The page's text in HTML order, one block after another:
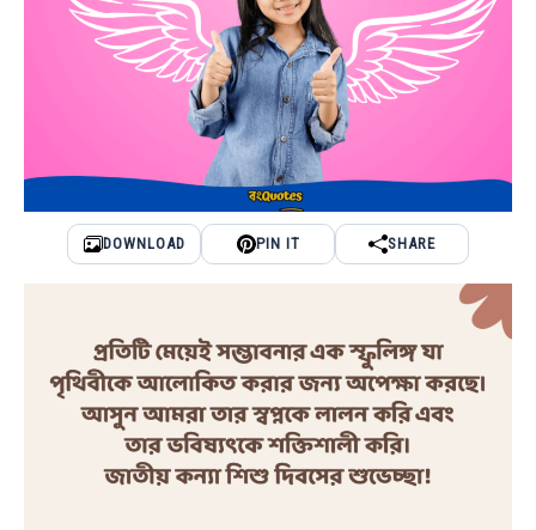
DOWNLOAD PIN IT SHARE